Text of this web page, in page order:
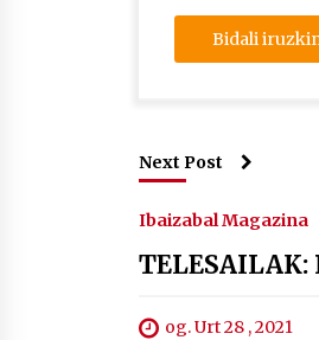
Next Post
Ibaizabal Magazina
og. Urt 28 , 2021